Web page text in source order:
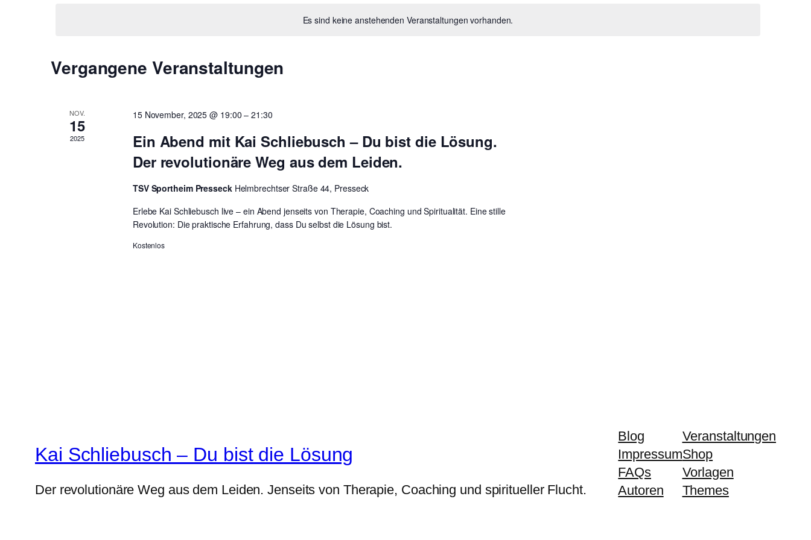
Es sind keine anstehenden Veranstaltungen vorhanden.
Vergangene Veranstaltungen
NOV.
15
2025
15 November, 2025 @ 19:00 –21:30
Ein Abend mit Kai Schliebusch – Du bist die Lösung.
Der revolutionäre Weg aus dem Leiden.
TSV Sportheim Presseck Helmbrechtser Straße 44, Presseck
Erlebe Kai Schliebusch live – ein Abend jenseits von Therapie, Coaching und Spiritualität. Eine stille
Revolution: Die praktische Erfahrung, dass Du selbst die Lösung bist.
Kostenlos
Kai Schliebusch – Du bist die Lösung
Der revolutionäre Weg aus dem Leiden. Jenseits von Therapie, Coaching und spiritueller Flucht.
Blog
Impressum
FAQs
Autoren
Veranstaltungen
Shop
Vorlagen
Themes